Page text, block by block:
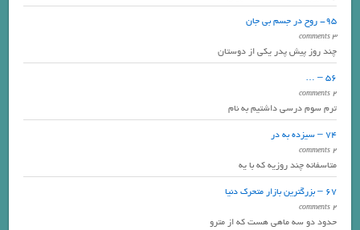
95- روح در جسم بی جان
3 comments
چند روز پیش پدر یکی از دوستان
56 – …
2 comments
ترم سوم درسی داشتیم به نام
74 – سیزده به در
2 comments
متاسفانه چند روزیه که با یه
67 – بزرگترین بازار متحرک دنیا
2 comments
حدود دو سه ماهی هست که از مترو